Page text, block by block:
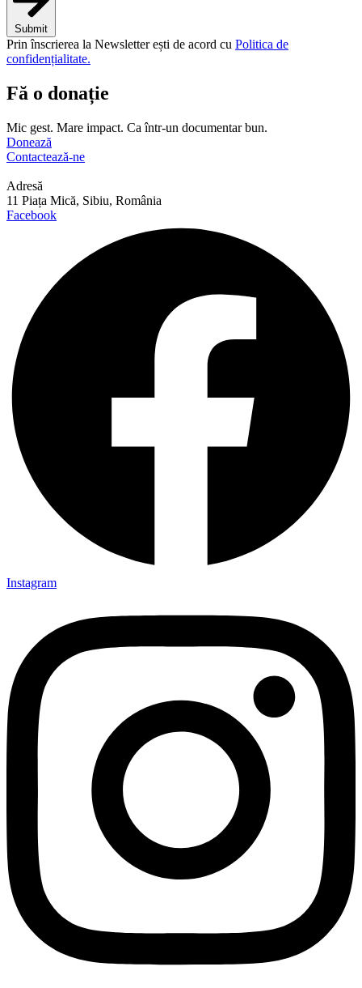
Submit
Prin înscrierea la Newsletter ești de acord cu Politica de
confidențialitate.
Fă o donație
Mic gest. Mare impact. Ca într-un documentar bun.
Donează
Contactează-ne
Adresă
11 Piața Mică, Sibiu, România
Facebook
Instagram